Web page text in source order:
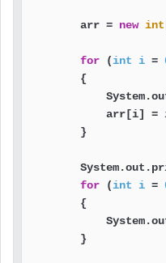
        arr =
new int
for (int i =
        {
arr[i] =
        }
for (int i =
        {
        }